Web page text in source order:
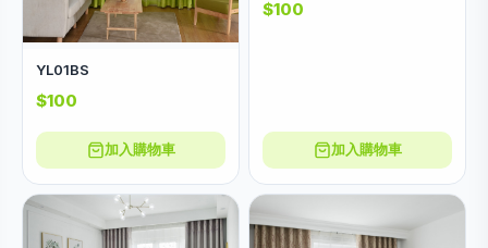
YL01BS
$100
加入購物車
$100
加入購物車